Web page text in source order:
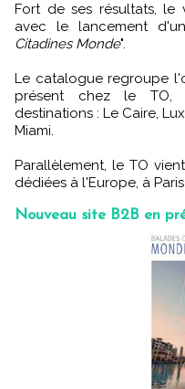
Fort de ses résultats, le
avec le lancement
Citadines Monde".
Le catalogue regroupe
présent chez le TO,
destinations : Le Caire,
Miami.
Parallèlement, le TO
dédiées à l'Europe, à
Nouveau site B2B en